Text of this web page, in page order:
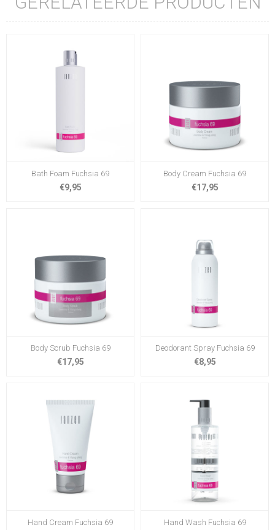
Bath Foam Fuchsia 69
€9,95
Body Cream Fuchsia 69
€17,95
Body Scrub Fuchsia 69
€17,95
Deodorant Spray Fuchsia 69
€8,95
Hand Cream Fuchsia 69 Hand Wash Fuchsia 69